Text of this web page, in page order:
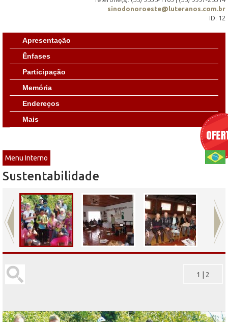
sinodonoroeste@luteranos.com.br
ID: 12
Apresentação
Ênfases
Participação
Memória
Endereços
Mais
Menu Interno
Sustentabilidade
1 2